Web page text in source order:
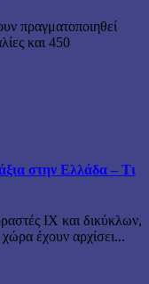
πραγματοποιηθεί
και 450
στην Ελλάδα – Τι
ΙΧ και δικύκλων,
έχουν αρχίσει...